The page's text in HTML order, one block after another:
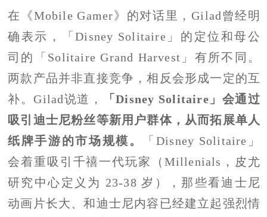
在《Mobile Gamer》的对话里，Gilad曾经明
确表示，「Disney Solitaire」的定位和母公
司的「Solitaire Grand Harvest」有所不同。
两款产品并非直接竞争，相反会形成一定的互
补。Gilad说道，
「Disney Solitaire」会通过
吸引迪士尼粉丝等新用户群体，从而拓展单人
纸牌手游的市场规模。
「Disney Solitaire」
会着重吸引千禧一代玩家（Millenials，皮尤
研究中心定义为 23-38 岁），那些看迪士尼
动画片长大、和迪士尼内容已经建立起强烈情